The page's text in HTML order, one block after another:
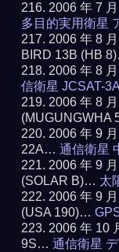
2006 年 7
多目的実用衛星
2006 年 8
BIRD 13B (HB
2006 年 8
信衛星 JCSAT-3A
2006 年 8
2006 年 9
22A…通信衛星
2006 年 9
(SOLAR B)… 太
2006 年 9
(USA 190)…
2006 年 10
9S…通信衛星